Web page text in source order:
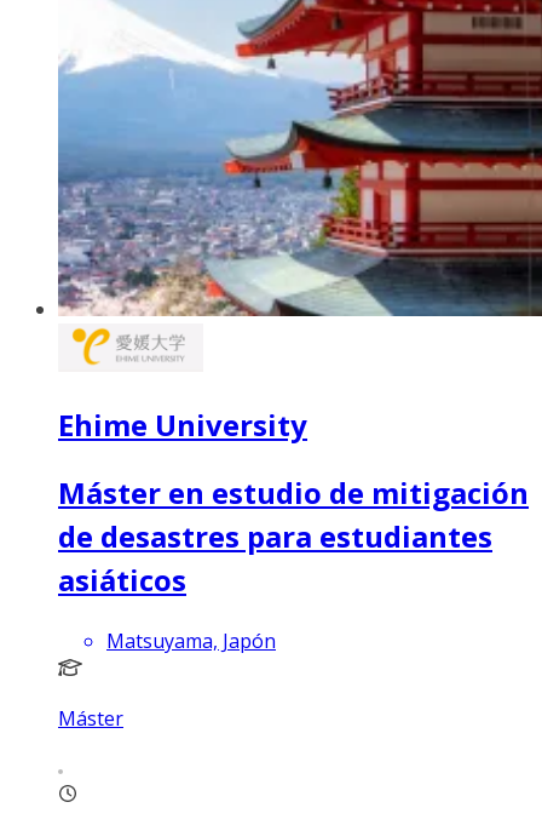
Ehime University
Máster en estudio de mitigación
de desastres para estudiantes
asiáticos
Matsuyama, Japón
Máster